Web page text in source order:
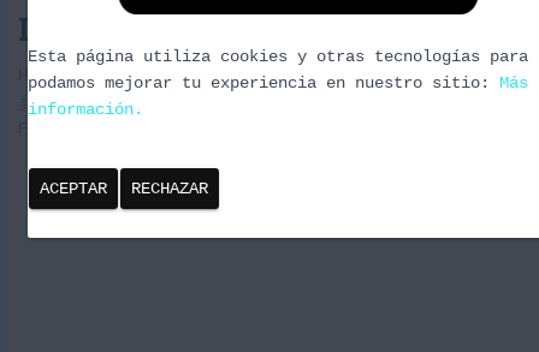
Invocaciones Fire Emblem: Heroes
Hoy os dejo un directo con tres sesiones de
juego para dispositivos móviles de nintendo de la
Esta página utiliza cookies y otras tecnologías para
podamos mejorar tu experiencia en nuestro sitio: Más
información.
ACEPTAR RECHAZAR